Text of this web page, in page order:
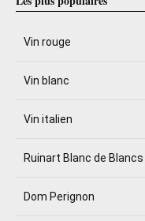
Vin rouge
Vin blanc
Vin italien
Ruinart Blanc de Blancs
Dom Perignon